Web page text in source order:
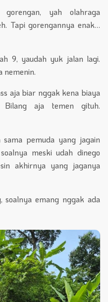
gorengan, yah olahraga
Tapi gorengannya enak…
9, yaudah yuk jalan lagi.
nemenin.
aja biar nggak kena biaya
aja temen gituh.
pemuda yang jagain
meski udah dinego
akhirnya yang jaganya
soalnya emang nggak ada